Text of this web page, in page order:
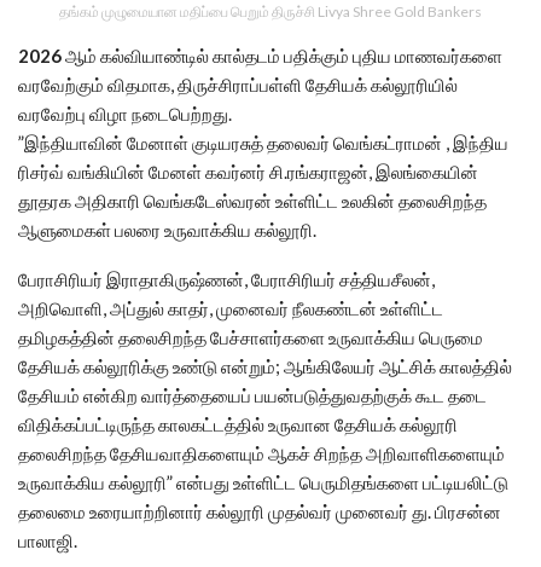
தங்கம் முழுமையான மதிப்பை பெறும் திருச்சி Livya Shree Gold Bankers
2026ஆம் கல்வியாண்டில் கால்தடம் பதிக்கும் புதிய மாணவர்களை
வரவேற்கும் விதமாக, திருச்சிராப்பள்ளி தேசியக் கல்லூரியில்
வரவேற்பு விழா நடைபெற்றது.
”இந்தியாவின் மேனாள் குடியரசுத் தலைவர் வெங்கட்ராமன் , இந்திய
ரிசர்வ் வங்கியின் மேனள் கவர்னர் சி.ரங்கராஜன், இலங்கையின்
தூதரக அதிகாரி வெங்கடேஸ்வரன் உள்ளிட்ட உலகின் தலைசிறந்த
ஆளுமைகள் பலரை உருவாக்கிய கல்லூரி.
பேராசிரியர் இராதாகிருஷ்ணன், பேராசிரியர் சத்தியசீலன்,
அறிவொளி, அப்துல் காதர், முனைவர் நீலகண்டன் உள்ளிட்ட
தமிழகத்தின் தலைசிறந்த பேச்சாளர்களை உருவாக்கிய பெருமை
தேசியக் கல்லூரிக்கு உண்டு என்றும்; ஆங்கிலேயர் ஆட்சிக் காலத்தில்
தேசியம் என்கிற வார்த்தையைப் பயன்படுத்துவதற்குக் கூட தடை
விதிக்கப்பட்டிருந்த காலகட்டத்தில் உருவான தேசியக் கல்லூரி
தலைசிறந்த தேசியவாதிகளையும் ஆகச் சிறந்த அறிவாளிகளையும்
உருவாக்கிய கல்லூரி” என்பது உள்ளிட்ட பெருமிதங்களை பட்டியலிட்டு
தலைமை உரையாற்றினார் கல்லூரி முதல்வர் முனைவர் து. பிரசன்ன
பாலாஜி.